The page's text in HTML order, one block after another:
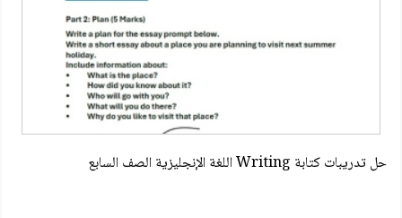
حل تدريبات كتابة Writing اللغة الإنجليزية الصف السابع